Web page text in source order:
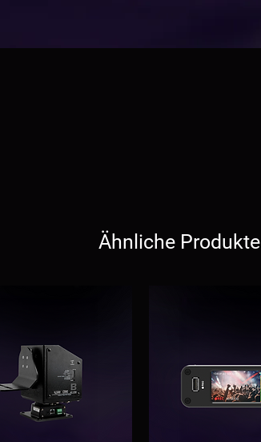
Ähnliche Produkte